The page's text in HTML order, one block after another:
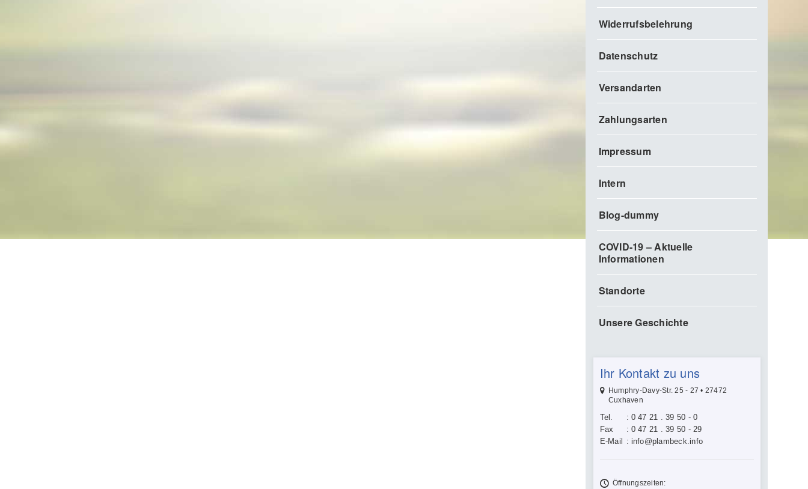
Widerrufsbelehrung
Datenschutz
Versandarten
Zahlungsarten
Impressum
Intern
Blog-dummy
COVID-19 – Aktuelle
Informationen
Standorte
Unsere Geschichte
Ihr Kontakt zu uns
Humphry-Davy-Str. 25 - 27 • 27472
Cuxhaven
Tel. : 0 47 21 . 39 50 - 0
Fax
: 0 47 21 . 39 50 - 29
E-Mail : info@plambeck.info
Öffnungszeiten: